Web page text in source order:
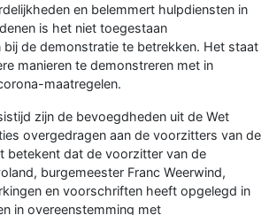
en belemmert hulpdiensten in
is het niet toegestaan
de demonstratie te betrekken. Het staat
manieren te demonstreren met in
maatregelen.
zijn de bevoegdheden uit de Wet
overgedragen aan de voorzitters van de
betekent dat de voorzitter van de
burgemeester Franc Weerwind,
en voorschriften heeft opgelegd in
in overeenstemming met